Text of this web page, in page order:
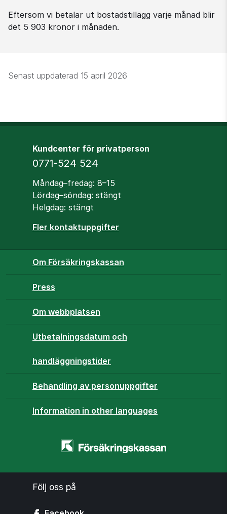
Eftersom vi betalar ut bostadstillägg varje månad blir
det 5 903 kronor i månaden.
Senast uppdaterad 15 april 2026
Kundcenter för privatperson
Telefon
0771-524 524
Öppettider
Måndag–fredag: 8–15
Lördag–söndag: stängt
Helgdag: stängt
Fler kontaktuppgifter
Om Försäkringskassan
Press
Om webbplatsen
Utbetalningsdatum och
handläggningstider
Behandling av personuppgifter
Information in other languages
Startsidan
Följ oss på